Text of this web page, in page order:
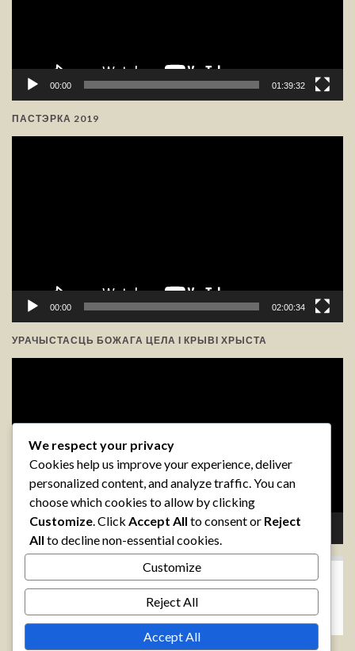
00:00 01:39:32
ПАСТЭРКА 2019
00:00 02:00:34
УРАЧЫСТАСЦЬ БОЖАГА ЦЕЛА І КРЫВІ ХРЫСТА
АРХІВЫ
We respect your privacy
Cookies help us improve your experience, deliver
personalized content, and analyze traffic. You can
choose which cookies to allow by clicking
Customize. Click Accept All to consent or Reject
All to decline non-essential cookies.
Customize
Reject All
Accept All